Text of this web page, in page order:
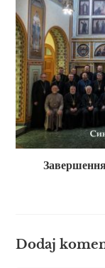
Dodaj